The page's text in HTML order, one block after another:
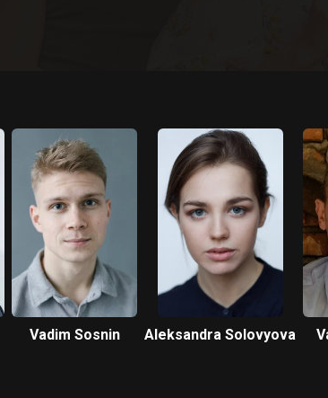
Vadim Sosnin Aleksandra Solovyova